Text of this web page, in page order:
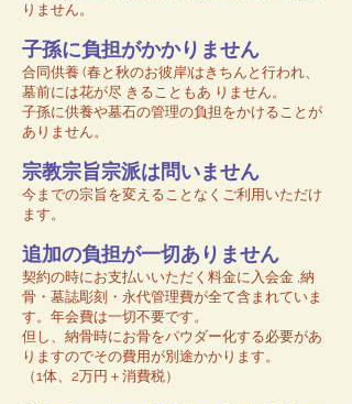
りません。
子孫に負担がかかりません
合同供養 (春と秋のお彼岸)はきちんと行われ、
墓前には花が尽 きることもあ りません。
子孫に供養や墓石の管理の負担をかけることが
ありません。
宗教宗旨宗派は問いません
今までの宗旨を変えることなくご利用いただけ
ます。
追加の負担が一切ありません
契約の時にお支払いいただく料金に入会金 ,納
骨・墓誌彫刻・永代管理費が全て含まれていま
す。年会費は一切不要です。
但し、納骨時にお骨をパウダー化する必要があ
りますのでその費用が別途かかります。
（1体、2万円＋消費税）